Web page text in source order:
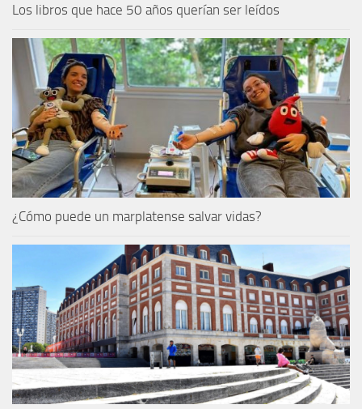
Los libros que hace 50 años querían ser leídos
¿Cómo puede un marplatense salvar vidas?